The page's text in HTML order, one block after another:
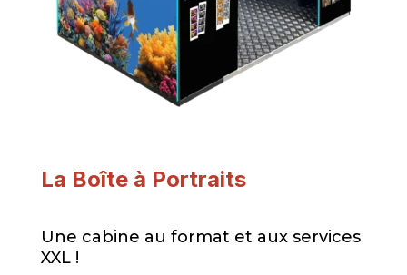
La Boîte à Portraits
Une cabine au format et aux services
XXL !